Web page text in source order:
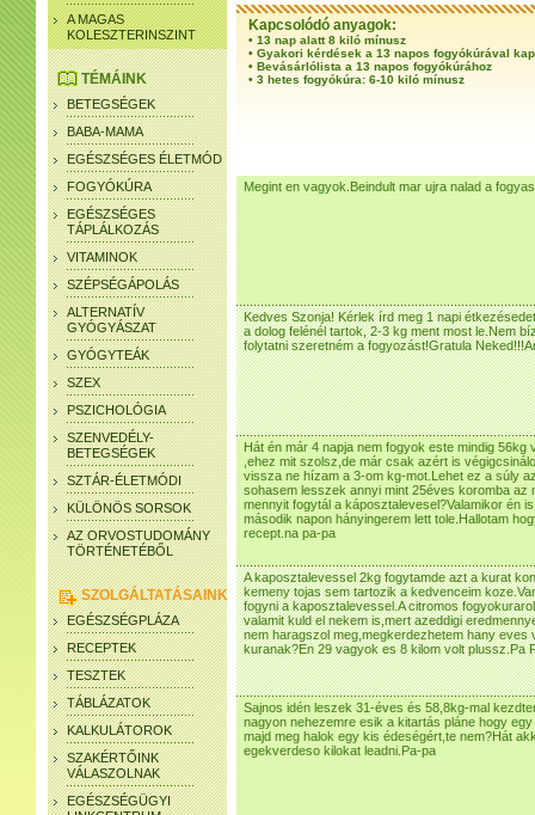
A MAGAS
KOLESZTERINSZINT
TÉMÁINK
BETEGSÉGEK
BABA-MAMA
EGÉSZSÉGES ÉLETMÓD
FOGYÓKÚRA
EGÉSZSÉGES
TÁPLÁLKOZÁS
VITAMINOK
SZÉPSÉGÁPOLÁS
ALTERNATÍV
GYÓGYÁSZAT
GYÓGYTEÁK
SZEX
PSZICHOLÓGIA
SZENVEDÉLY-
BETEGSÉGEK
SZTÁR-ÉLETMÓDI
KÜLÖNÖS SORSOK
AZ ORVOSTUDOMÁNY
TÖRTÉNETÉBŐL
SZOLGÁLTATÁSAINK
EGÉSZSÉGPLÁZA
RECEPTEK
TESZTEK
TÁBLÁZATOK
KALKULÁTOROK
SZAKÉRTŐINK
VÁLASZOLNAK
EGÉSZSÉGÜGYI
Kapcsolódó anyagok:
• 13 nap alatt 8 kiló mínusz
• Gyakori kérdések a 13 napos fogyókúrával
• Bevásárlólista a 13 napos fogyókúrához
• 3 hetes fogyókúra: 6-10 kiló mínusz
Megint en vagyok.Beindult mar ujra nalad a
Kedves Szonja! Kérlek írd meg 1 napi
a dolog felénél tartok, 2-3 kg ment most le.Nem
folytatni szeretném a fogyozást!Gratula
Hát én már 4 napja nem fogyok este mindig 56kg
,ehez mit szolsz,de már csak azért is
vissza ne hízam a 3-om kg-mot.Lehet ez a súly
sohasem lesszek annyi mint 25éves koromba az
mennyit fogytál a káposztalevesel?Valamikor én
második napon hányingerem lett tole.Hallotam
recept.na pa-pa
A kaposztalevessel 2kg fogytamde azt a kurat
kemeny tojas sem tartozik a kedvenceim
fogyni a kaposztalevessel.A citromos
valamit kuld el nekem is,mert azeddigi
nem haragszol meg,megkerdezhetem hany eves
kuranak?En 29 vagyok es 8 kilom volt plussz.Pa
Sajnos idén leszek 31-éves és 58,8kg-mal
nagyon nehezemre esik a kitartás pláne hogy
majd meg halok egy kis édeségért,te nem?Hát
egekverdeso kilokat leadni.Pa-pa